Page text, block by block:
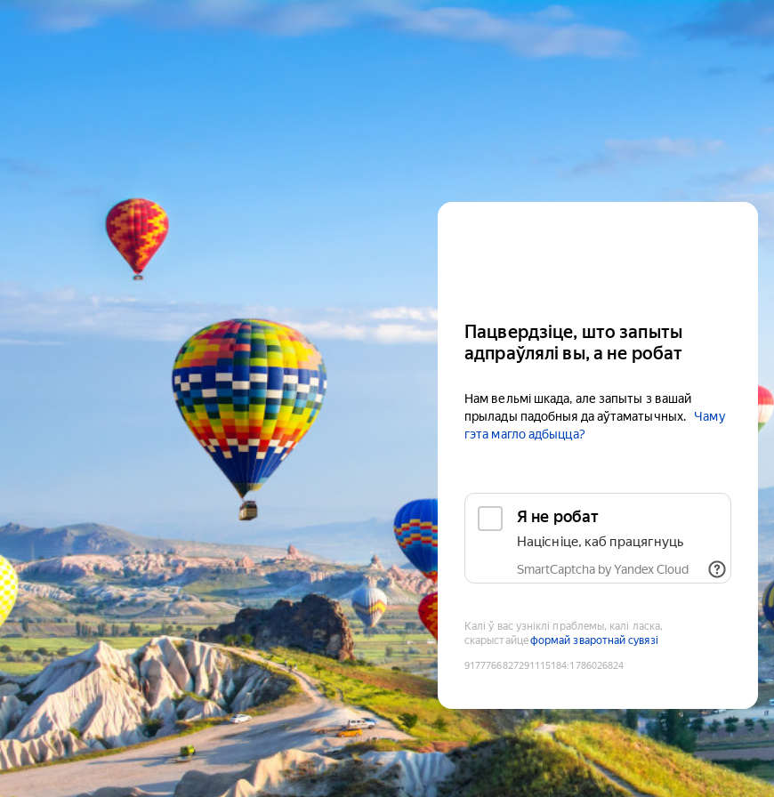
Пацвердзіце, што запыты
адпраўлялі вы, а не робат
Нам вельмі шкада, але запыты з вашай
прылады падобныя да аўтаматычных.
Чаму
гэта магло адбыцца?
Я не робат
Націсніце, каб працягнуць
SmartCaptcha by Yandex Cloud
Калі ў вас узніклі праблемы, калі ласка,
скарыстайцеформай зваротнай сувязі
9177766827291115184:1786026824